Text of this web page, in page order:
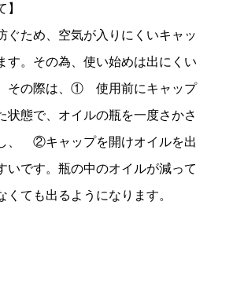
】
ぐため、空気が入りにくいキャッ
す。その為、使い始めは出にくい
その際は、① 使用前にキャップ
状態で、オイルの瓶を一度さかさ
、 ②キャップを開けオイルを出
いです。瓶の中のオイルが減って
ても出るようになります。